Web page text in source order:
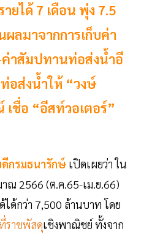
ยได้ 7 เดือน พุ่ง 7.5
ลมาจากการเก็บค่า
าสัมปทานท่อส่งน้ำอี
อส่งน้ำให้ “วงษ์
ชื่อ “อีสท์วอเตอร์”
กรมธนารักษ์ ​ เปิดเผยว่า ใน
ณ 2566 (ต.ค.65-เม.ย.66)
ได้กว่า 7,500 ล้านบาท โดย
ราชพัสดุเชิงพาณิชย์ ทั้งจาก